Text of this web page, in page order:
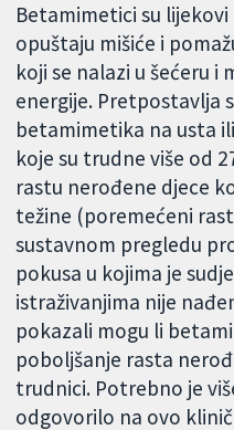
Betamimetici su
opuštaju mišiće i
koji se nalazi u šećeru i
energije. Pretpostavlja
betamimetika na usta
koje su trudne više od
rastu nerođene djece
težine (poremećeni
sustavnom pregledu
pokusa u kojima je
istraživanjima nije
pokazali mogu li
poboljšanje rasta
trudnici. Potrebno je
odgovorilo na ovo